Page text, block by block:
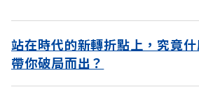
站在時代的新轉折點上，究竟
帶你破局而出？